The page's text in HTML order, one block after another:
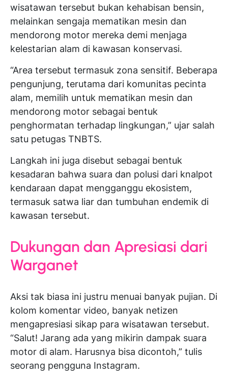
wisatawan tersebut bukan kehabisan bensin,
melainkan sengaja mematikan mesin dan
mendorong motor mereka demi menjaga
kelestarian alam di kawasan konservasi.
“Area tersebut termasuk zona sensitif. Beberapa
pengunjung, terutama dari komunitas pecinta
alam, memilih untuk mematikan mesin dan
mendorong motor sebagai bentuk
penghormatan terhadap lingkungan,” ujar salah
satu petugas TNBTS.
Langkah ini juga disebut sebagai bentuk
kesadaran bahwa suara dan polusi dari knalpot
kendaraan dapat mengganggu ekosistem,
termasuk satwa liar dan tumbuhan endemik di
kawasan tersebut.
Dukungan dan Apresiasi dari
Warganet
Aksi tak biasa ini justru menuai banyak pujian. Di
kolom komentar video, banyak netizen
mengapresiasi sikap para wisatawan tersebut.
“Salut! Jarang ada yang mikirin dampak suara
motor di alam. Harusnya bisa dicontoh,” tulis
seorang pengguna Instagram.